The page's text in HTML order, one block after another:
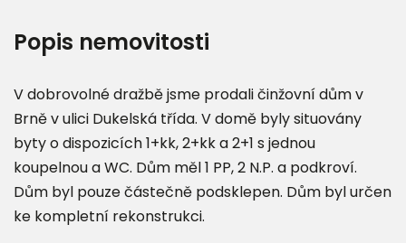
Popis nemovitosti
V dobrovolné dražbě jsme prodali činžovní dům v
Brně v ulici Dukelská třída. V domě byly situovány
byty o dispozicích 1+kk, 2+kk a 2+1 s jednou
koupelnou a WC. Dům měl 1 PP, 2 N.P. a podkroví.
Dům byl pouze částečně podsklepen. Dům byl určen
ke kompletní rekonstrukci.